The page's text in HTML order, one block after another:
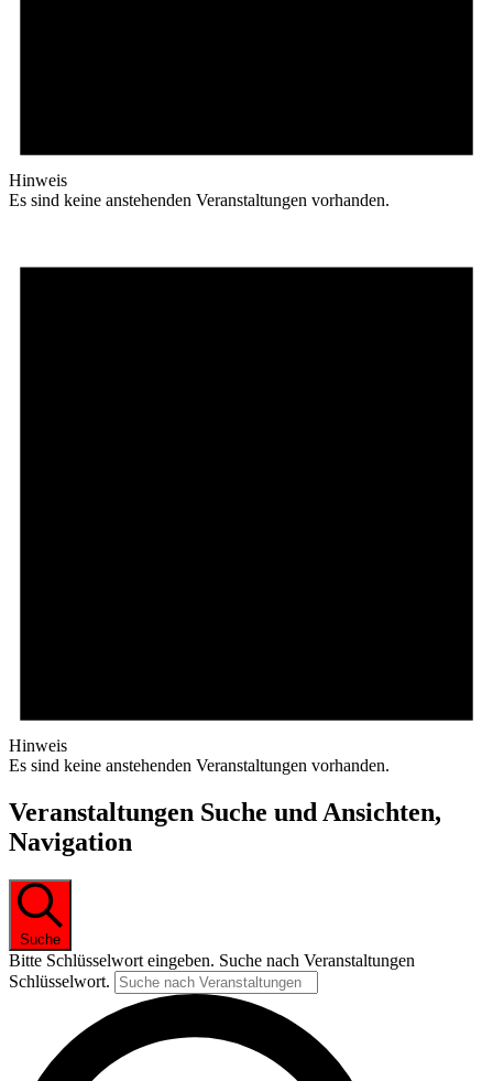
Hinweis
Es sind keine anstehenden Veranstaltungen vorhanden.
Hinweis
Es sind keine anstehenden Veranstaltungen vorhanden.
Veranstaltungen Suche und Ansichten,
Navigation
Suche
Bitte Schlüsselwort eingeben. Suche nach Veranstaltungen
Schlüsselwort.